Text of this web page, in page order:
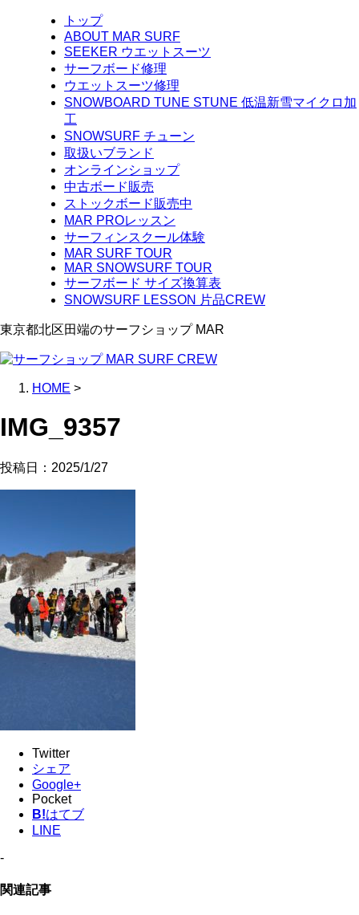
トップ
ABOUT MAR SURF
SEEKER ウエットスーツ
サーフボード修理
ウエットスーツ修理
SNOWBOARD TUNE STUNE 低温新雪マイクロ加
工
SNOWSURF チューン
取扱いブランド
オンラインショップ
中古ボード販売
ストックボード販売中
MAR PROレッスン
サーフィンスクール体験
MAR SURF TOUR
MAR SNOWSURF TOUR
サーフボード サイズ換算表
SNOWSURF LESSON 片品CREW
東京都北区田端のサーフショップ MAR
HOME >
IMG_9357
投稿日： 2025/1/27
Twitter
シェア
Google+
Pocket
B!はてブ
LINE
-
関連記事